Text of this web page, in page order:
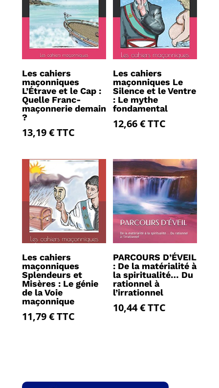
Les cahiers
maçonniques
L’Étrave et le Cap :
Quelle Franc-
maçonnerie demain
?
13,19€TTC
Les cahiers
maçonniques Le
Silence et le Ventre
: Le mythe
fondamental
12,66€TTC
Les cahiers
maçonniques
Splendeurs et
Misères : Le génie
de la Voie
maçonnique
11,79€TTC
PARCOURS D’ÉVEIL
: De la matérialité à
la spiritualité… Du
rationnel à
l’irrationnel
10,44€TTC